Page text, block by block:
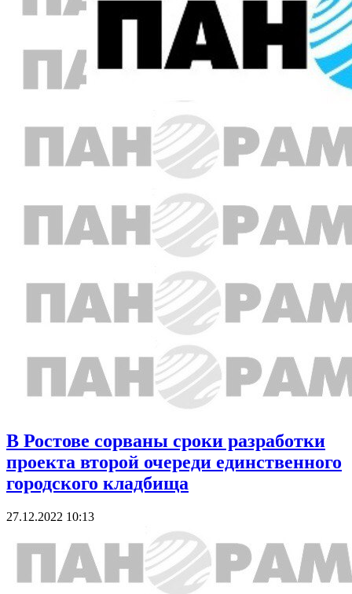
В Ростове сорваны сроки разработки
проекта второй очереди единственного
городского кладбища
27.12.2022 10:13